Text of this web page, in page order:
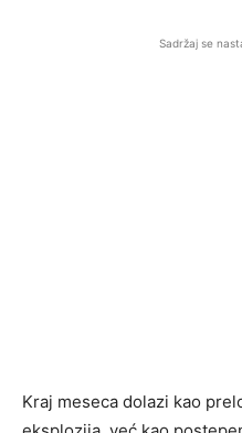
Sadržaj se
Kraj meseca dolazi kao